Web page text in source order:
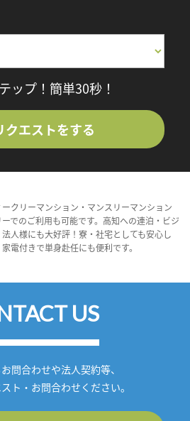
ップ！簡単30秒！
クエストをする
クリーマンション・マンスリーマンション
でのご利用も可能です。高知への連泊・ビジ
人様にも大好評！寮・社宅としても安心し
電付きで単身赴任にも便利です。
US
問合わせや法人契約等、
ト・お問合わせください。